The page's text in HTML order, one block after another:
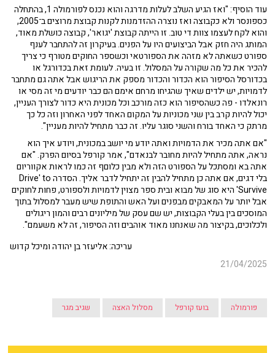
עוד הוסיף: "ואז הגיע השלב לעלות מדרגה והוא נכנס לפורמולה 1, בהתחלה
כספונסר ולא כקבוצה ואז נוצרה ההזדמנות לקנות קבוצת מרוצים ב־2005,
והוא לקח לעצמו צוות די טוב. זו הייתה קבוצת 'יגואר', קבוצה כושלת מאוד,
המותג היה חזק אבל הביצועים היו על הפנים. בעיקרון זה להתחבר לענף
ספורט כשאתה לא מזהה את הספורטאי וכשספר החוקים מטורף כי צריך
להכיר את כל מה שקורה על המסלול. זו בעיה. לעומת זאת בכדורגל או
בכדורסל הסיפור הוא הכדור והכדור מספק את הריגוש אבל אתה גם מתחבר
לדמויות, יש ילדים שאיך שהגיחו מרחם אימם הם כבר יודעים מי זה מסי או
רונאלדו - פה כשהסיפור הוא כזה מורכב וכל מכונית היא כדור לצורך העניין,
יכול להיות קרב בין שני מכוניות על המקום האחד לפני האחרון וזה כל כך
מרתק כי האחד בורח והשני סוגר עליו. זה כבר מתחיל להיות מעניין".
"אם אתה מכיר את הדמויות ואתה יודע מי יושב במכונית, ויודע איך הוא
נראה, אתה מתחיל להיות מחובר לבנאדם", אמר קורפל בסיום הפרק. "אם
אתה בא ומסתכל על הספורט הזה ולא מבין כלוםף זה כמו לראות אקווריום
בלי דגים, אם אתה כן מתחיל להבין זה יתחיל לדבר אליך. הסדרה Drive' to
Survive' היא סוג של מבוא ובית ספר מצוין לדמויות ולספורט, פחות לחוקים
אבל יותר על המאבקים מבפנים ועל האש והתופת שיש מעבר למסלול בתוך
המוסכים בין בעלי הקבוצות, יש שם עסק של מיליונים רבים והמון ריגולים
ולכלוכים, בקיצור מה שאנחנו מאוד אוהבים וזה הסיפור, זה לא משעמם".
עריכה: אליעזר בן יהודה ומיכל קדוש
21/04/2025
פורמולה בועז קורפל מסלול האצה שגיב מגר